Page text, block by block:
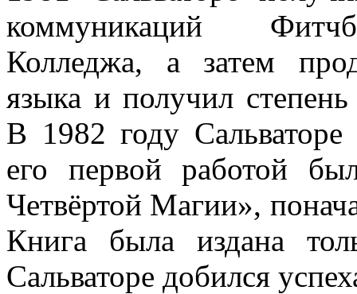
коммуникаций
Колледжа, а затем
языка и получил
В 1982 году Сальваторе
его первой работой
Четвёртой Магии»,
Книга была издана
Сальваторе добился